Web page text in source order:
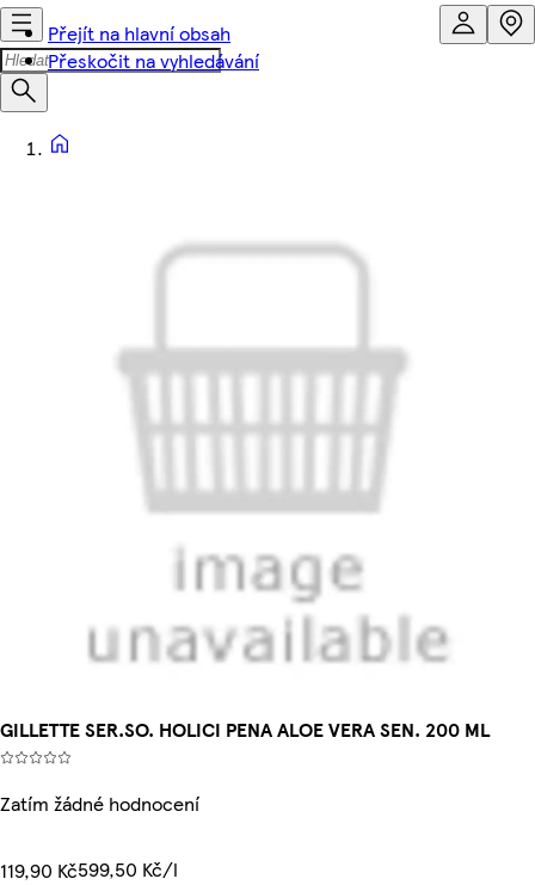
Přejít na hlavní obsah
Přeskočit na vyhledávání
GILLETTE SER.SO. HOLICI PENA ALOE VERA SEN. 200 ML
Zatím žádné hodnocení
119,90 Kč599,50 Kč/l